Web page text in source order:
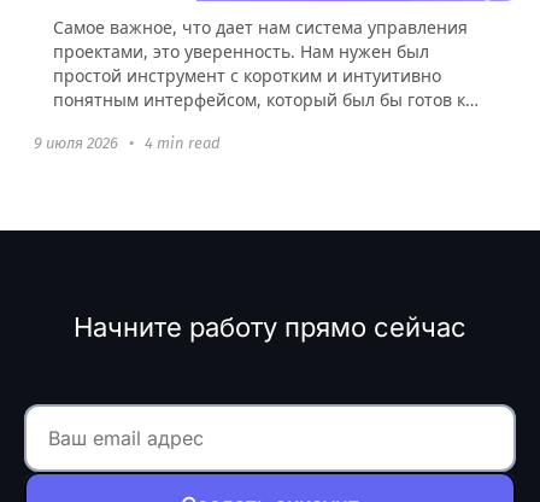
Самое важное, что дает нам система управления
проектами, это уверенность. Нам нужен был
простой инструмент с коротким и интуитивно
понятным интерфейсом, который был бы готов к
9 июля 2026 • 4 min read
Начните работу прямо сейчас